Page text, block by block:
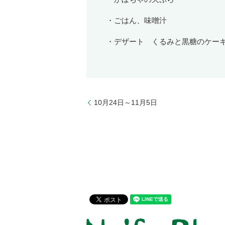
・ごはん、味噌汁
・デザート くるみと黒糖のケー
10月24日～11月5日